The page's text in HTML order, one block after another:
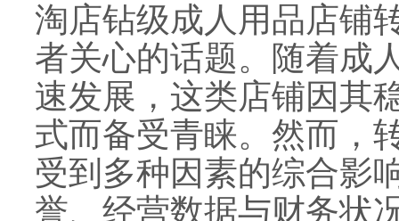
淘店钻级成人用品店铺
者关心的话题。随着成
速发展，这类店铺因其
式而备受青睐。然而，
受到多种因素的综合影
誉、经营数据与财务状